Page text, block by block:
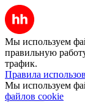
Мы используем
правильную
трафик.
Правила
Мы используем
файлов cookie